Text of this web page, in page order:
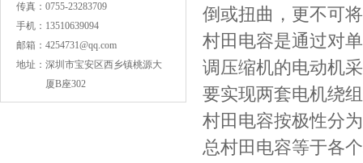
传真： 0755-23283709
手机： 13510639094
邮箱： 4254731@qq.com
地址： 深圳市宝安区西乡镇桃源大
厦B座302
倒或扭曲，更不可
村田电容是通过对
调压缩机的电动机
要实现两套电机绕
村田电容按极性分
总村田电容等于各